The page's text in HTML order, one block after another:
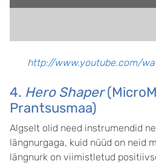
http://www.youtube.com/
4. Hero Shaper
Prantsusmaa)
Algselt olid need instrumendid
längnurgaga, kuid nüüd on neid
längnurk on viimistletud